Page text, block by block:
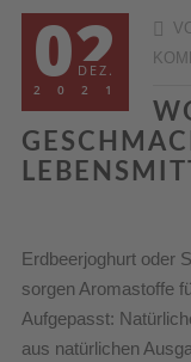
02
DEZ.
2021
Erdbeerjoghurt oder
sorgen Aromastoffe
Aufgepasst:
aus natürlichen